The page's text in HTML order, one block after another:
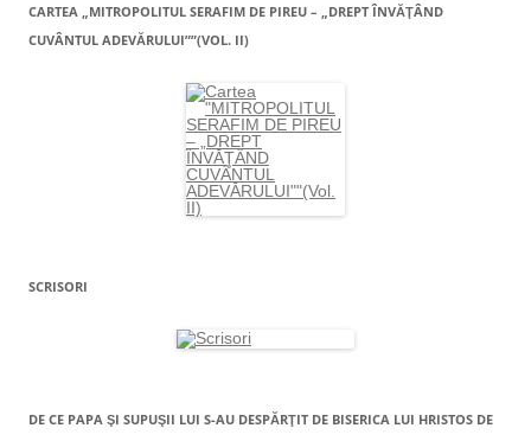
CARTEA „MITROPOLITUL SERAFIM DE PIREU – „DREPT ÎNVĂŢÂND
CUVÂNTUL ADEVĂRULUI””(VOL. II)
SCRISORI
DE CE PAPA ŞI SUPUŞII LUI S-AU DESPĂRŢIT DE BISERICA LUI HRISTOS DE